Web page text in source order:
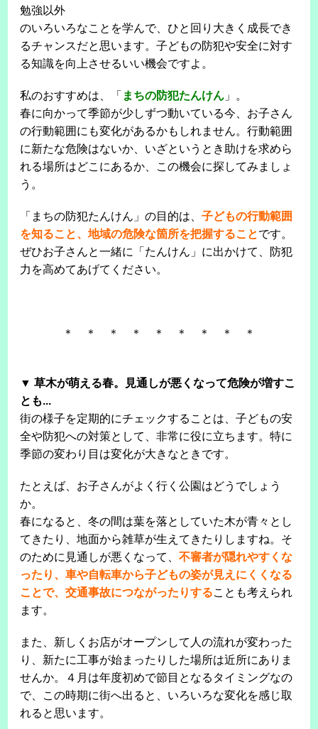
勉強以外
のいろいろなことを学んで、ひと回り大きく成長でき
るチャンスだと思います。子どもの防犯や安全に対す
る知識を向上させるいい機会ですよ。
私のおすすめは、「 まちの防犯たんけん 」。
春に向かって季節が少しずつ動いている今、お子さん
の行動範囲にも変化があるかもしれません。行動範囲
に新たな危険はないか、いざというとき助けを求めら
れる場所はどこにあるか、この機会に探してみましょ
う。
「まちの防犯たんけん」の目的は、子どもの行動範囲
を知ること、地域の危険な箇所を把握することです。
ぜひお子さんと一緒に「たんけん」に出かけて、防犯
力を高めてあげてください。
＊ ＊ ＊ ＊ ＊ ＊ ＊ ＊ ＊
▼ 草木が萌える春。見通しが悪くなって危険が増すこ
とも...
街の様子を定期的にチェックすることは、子どもの安
全や防犯への対策として、非常に役に立ちます。特に
季節の変わり目は変化が大きなときです。
たとえば、お子さんがよく行く公園はどうでしょう
か。
春になると、冬の間は葉を落としていた木が青々とし
てきたり、地面から雑草が生えてきたりしますね。そ
のために見通しが悪くなって、不審者が隠れやすくな
ったり、車や自転車から子どもの姿が見えにくくなる
ことで、交通事故につながったりすることも考えられ
ます。
また、新しくお店がオープンして人の流れが変わった
り、新たに工事が始まったりした場所は近所にありま
せんか。４月は年度初めで節目となるタイミングなの
で、この時期に街へ出ると、いろいろな変化を感じ取
れると思います。